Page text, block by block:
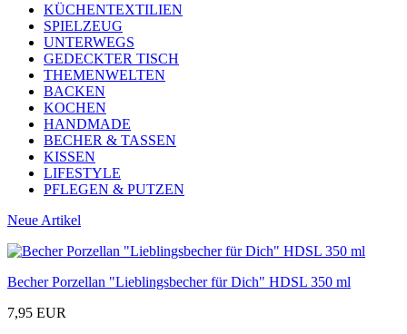
KÜCHENTEXTILIEN
SPIELZEUG
UNTERWEGS
GEDECKTER TISCH
THEMENWELTEN
BACKEN
KOCHEN
HANDMADE
BECHER & TASSEN
KISSEN
LIFESTYLE
PFLEGEN & PUTZEN
Neue Artikel
Becher Porzellan "Lieblingsbecher für Dich" HDSL 350 ml
7,95 EUR